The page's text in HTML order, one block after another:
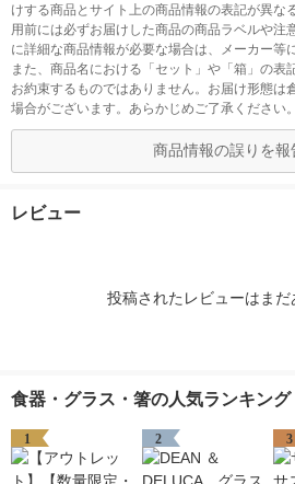
けする商品とサイト上の商品情報の表記が異な
用前には必ずお届けした商品の商品ラベルや注
に詳細な商品情報が必要な場合は、メーカー等
また、商品名における「セット」や「箱」の表
お約束するものではありません。お届け形態は
場合がございます。あらかじめご了承ください。
商品情報の誤りを報
レビュー
投稿されたレビューはまだ
食器・グラス・箸の人気ランキング
1 2 3